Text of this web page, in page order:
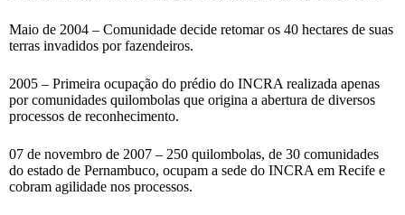
Maio de 2004 – Comunidade decide retomar os 40 hectares de suas
terras invadidos por fazendeiros.
2005 – Primeira ocupação do prédio do INCRA realizada apenas
por comunidades quilombolas que origina a abertura de diversos
processos de reconhecimento.
07 de novembro de 2007 – 250 quilombolas, de 30 comunidades
do estado de Pernambuco, ocupam a sede do INCRA em Recife e
cobram agilidade nos processos.